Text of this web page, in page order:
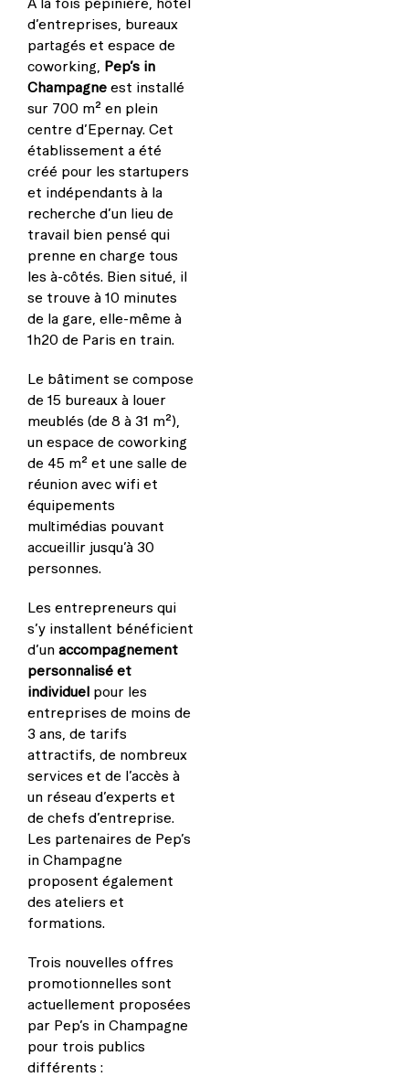
d’entreprises, bureaux
partagés et espace de
coworking, Pep’s in
Champagne est installé
sur 700 m² en plein
centre d’Epernay. Cet
établissement a été
créé pour les startupers
et indépendants à la
recherche d’un lieu de
travail bien pensé qui
prenne en charge tous
les à-côtés. Bien situé, il
se trouve à 10 minutes
de la gare, elle-même à
1h20 de Paris en train.
Le bâtiment se compose
de 15 bureaux à louer
meublés (de 8 à 31 m²),
un espace de coworking
de 45 m² et une salle de
réunion avec wifi et
équipements
multimédias pouvant
accueillir jusqu’à 30
personnes.
Les entrepreneurs qui
s’y installent bénéficient
d’un accompagnement
personnalisé et
individuel pour les
entreprises de moins de
3 ans, de tarifs
attractifs, de nombreux
services et de l’accès à
un réseau d’experts et
de chefs d’entreprise.
Les partenaires de Pep’s
in Champagne
proposent également
des ateliers et
formations.
Trois nouvelles offres
promotionnelles sont
actuellement proposées
par Pep’s in Champagne
pour trois publics
différents :